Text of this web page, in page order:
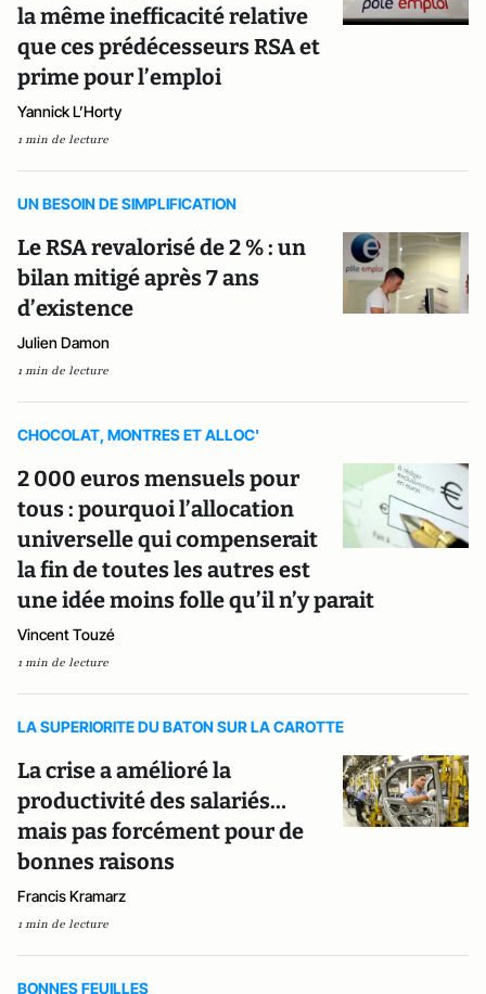
la même inefficacité relative
que ces prédécesseurs RSA et
prime pour l’emploi
Yannick L’Horty
1 min de lecture
UN BESOIN DE SIMPLIFICATION
Le RSA revalorisé de 2 % : un
bilan mitigé après 7 ans
d’existence
Julien Damon
1 min de lecture
CHOCOLAT, MONTRES ET ALLOC'
2 000 euros mensuels pour
tous : pourquoi l’allocation
universelle qui compenserait
la fin de toutes les autres est
une idée moins folle qu’il n’y parait
Vincent Touzé
1 min de lecture
LA SUPERIORITE DU BATON SUR LA CAROTTE
La crise a amélioré la
productivité des salariés…
mais pas forcément pour de
bonnes raisons
Francis Kramarz
1 min de lecture
BONNES FEUILLES